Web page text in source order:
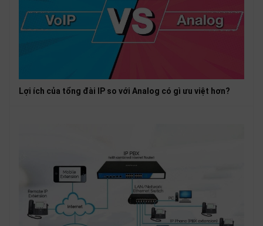
Lợi ích của tổng đài IP so với Analog có gì ưu việt hơn?